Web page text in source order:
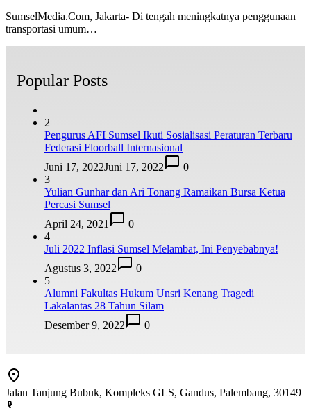
SumselMedia.Com, Jakarta- Di tengah meningkatnya penggunaan
transportasi umum…
Popular Posts
2
Pengurus AFI Sumsel Ikuti Sosialisasi Peraturan Terbaru
Federasi Floorball Internasional
Juni 17, 2022Juni 17, 2022
0
3
Yulian Gunhar dan Ari Tonang Ramaikan Bursa Ketua
Percasi Sumsel
April 24, 2021
0
4
Juli 2022 Inflasi Sumsel Melambat, Ini Penyebabnya!
Agustus 3, 2022
0
5
Alumni Fakultas Hukum Unsri Kenang Tragedi
Lakalantas 28 Tahun Silam
Desember 9, 2022
0
Jalan Tanjung Bubuk, Kompleks GLS, Gandus, Palembang, 30149